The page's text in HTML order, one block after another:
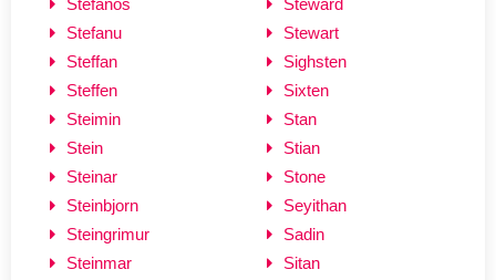
Stefanos
Stefanu
Steffan
Steffen
Steimin
Stein
Steinar
Steinbjorn
Steingrimur
Steinmar
Steward
Stewart
Sighsten
Sixten
Stan
Stian
Stone
Seyithan
Sadin
Sitan